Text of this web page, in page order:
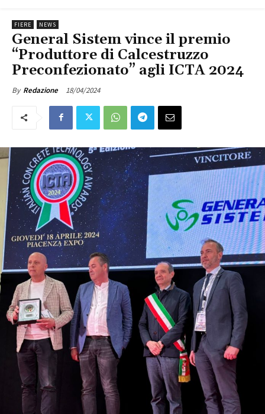
FIERE NEWS
General Sistem vince il premio
“Produttore di Calcestruzzo
Preconfezionato” agli ICTA 2024
By Redazione 18/04/2024